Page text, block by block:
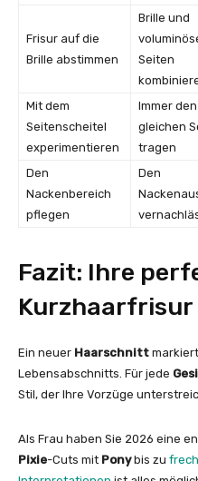
Frisur auf die
Brille abstimmen
Brille und
Seiten
Mit dem
Seitenscheitel
experimentieren
Immer den
gleichen
tragen
Den
Nackenbereich
pflegen
Den
Fazit: Ihre
Ein neuer Haarschnitt
Lebensabschnitts. Für jede
Stil, der Ihre Vorzüge
Als Frau haben Sie 2026 eine
Pixie-Cuts mit Ponybis zu